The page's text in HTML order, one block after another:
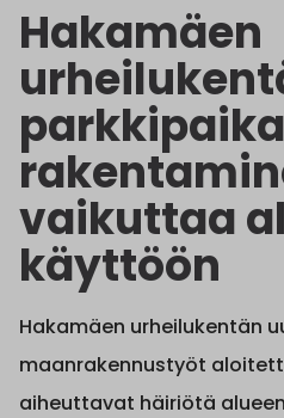
Hakamäen
vaikuttaa
käyttöön
Hakamäen urheilukentän
maanrakennustyöt
aiheuttavat häiriötä